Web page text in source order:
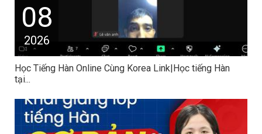
08
2026
Học Tiếng Hàn Online Cùng Korea Link|Học tiếng Hàn
tại...